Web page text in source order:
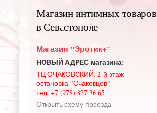
Магазин интимных товаров
в Севастополе
Магазин "Эротик+"
НОВЫЙ АДРЕС магазина:
ТЦ ОЧАКОВСКИЙ, 2-й этаж
остановка "Очаковцев"
тел. +7 (978) 827 36 65
Открыть схему проезда